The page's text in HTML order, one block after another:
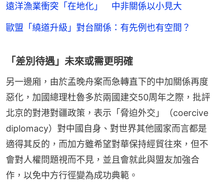
遠洋漁業衝突「在地化」 中非關係以小見大
歐盟「繞道升級」對台關係：有先例也有空間？
「差別待遇」未來或需更明確
另一邊廂，由於孟晚舟案而急轉直下的中加關係再度
惡化，加國總理杜魯多於兩國建交50周年之際，批評
北京的對港對疆政策，表示「脅迫外交」（coercive
diplomacy）對中國自身、對世界其他國家而言都是
適得其反的，而加方雖希望對華保持經貿往來，但不
會對人權問題視而不見，並且會就此與盟友加強合
作，以免中方行徑變為成功典範。